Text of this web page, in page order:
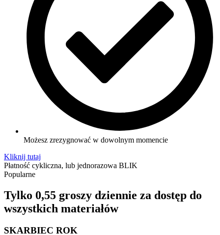
Możesz zrezygnować w dowolnym momencie
Kliknij tutaj
Płatność cykliczna, lub jednorazowa BLIK
Popularne
Tylko 0,55 groszy dziennie za dostęp do
wszystkich materiałów
SKARBIEC ROK